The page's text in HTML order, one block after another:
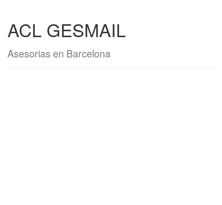
ACL GESMAIL
Asesorias en Barcelona